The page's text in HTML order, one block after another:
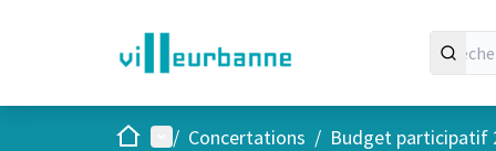
AccueilMenu principal
/ Concertations / Budget participatif